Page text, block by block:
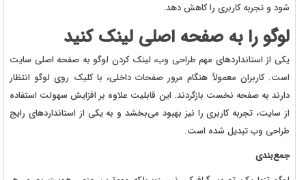
شود و تجربه کاربری را کاهش دهد.
لوگو را به صفحه اصلی لینک کنید
یکی از استانداردهای مهم طراحی وب، لینک کردن لوگو به صفحه اصلی سایت
است. کاربران معمولاً هنگام مرور صفحات داخلی، با کلیک روی لوگو انتظار
دارند به صفحه نخست بازگردند. این قابلیت علاوه بر افزایش سهولت استفاده
از سایت، تجربه کاربری را نیز بهبود می‌بخشد و به یکی از استانداردهای رایج
طراحی وب تبدیل شده است.
جمع‌بندی